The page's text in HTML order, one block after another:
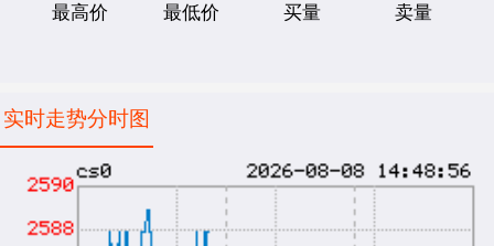
最高价 最低价 买量 卖量
实时走势分时图